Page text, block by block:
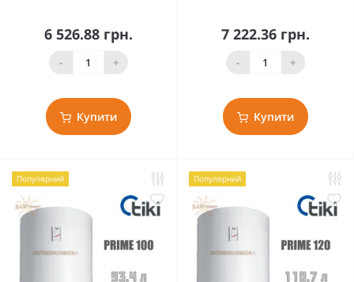
6 526.88 грн.
- +
Купити
7 222.36 грн.
- +
Купити
Популярний Популярний